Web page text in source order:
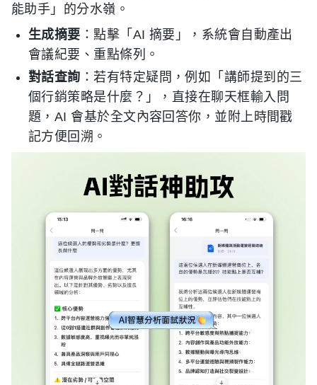
能助手」的分水嶺。
生成摘要 ：點擊「AI 摘要」，系統會自動產出
會議紀要、重點條列。
對話查詢 ：若有特定疑問，例如「講師提到的三
個行銷策略是什麼？」，直接在聊天框輸入問
題，AI 會基於全文內容回答你，並附上時間戳
記方便回溯。